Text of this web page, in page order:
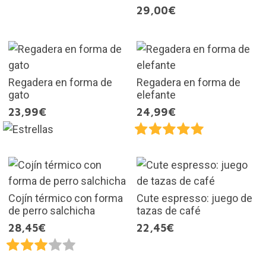
29,00€
Regadera en forma de
gato
23,99€
Regadera en forma de
elefante
24,99€
Cojín térmico con forma
de perro salchicha
28,45€
Cute espresso: juego de
tazas de café
22,45€